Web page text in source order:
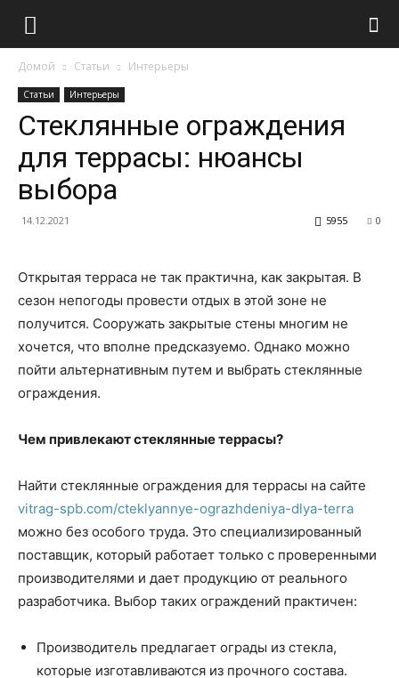
Домой Статьи Интерьеры
Статьи Интерьеры
Стеклянные ограждения
для террасы: нюансы
выбора
14.12.2021 0
5955
Открытая терраса не так практична, как закрытая. В
сезон непогоды провести отдых в этой зоне не
получится. Сооружать закрытые стены многим не
хочется, что вполне предсказуемо. Однако можно
пойти альтернативным путем и выбрать стеклянные
ограждения.
Чем привлекают стеклянные террасы?
Найти стеклянные ограждения для террасы на сайте
vitrag-spb.com/cteklyannye-ograzhdeniya-dlya-terra
можно без особого труда. Это специализированный
поставщик, который работает только с проверенными
производителями и дает продукцию от реального
разработчика. Выбор таких ограждений практичен:
Производитель предлагает ограды из стекла,
которые изготавливаются из прочного состава.